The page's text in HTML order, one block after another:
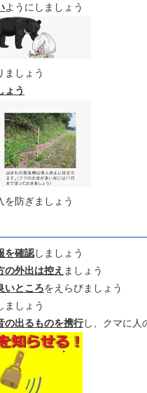
ようにしましょう
ましょう
ょう
を防ぎましょう
を確認しましょう
の外出は控え ましょう
いところをえらびましょう
ましょう
の出るものを携行し、クマに人